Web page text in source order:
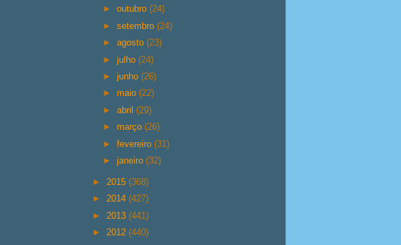
►outubro(24)
►setembro(24)
►agosto(23)
►julho(24)
►junho(26)
► maio(22)
►abril(29)
► março(26)
►fevereiro(31)
►janeiro(32)
► 2015 (368)
► 2014 (427)
► 2013 (441)
► 2012 (440)